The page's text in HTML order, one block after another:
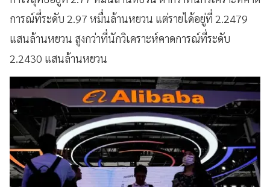
การณ์ที่ระดับ 2.97 หมื่นล้านหยวน แต่รายได้อยู่ที่ 2.2479
แสนล้านหยวน สูงกว่าที่นักวิเคราะห์คาดการณ์ที่ระดับ
2.2430 แสนล้านหยวน